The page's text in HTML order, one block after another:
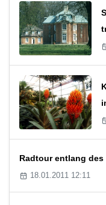
Radtour entlang
18.01.2011 12:11